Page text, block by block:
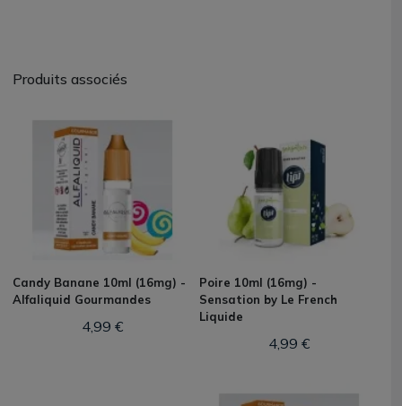
Produits associés
Candy Banane 10ml (16mg) -
Alfaliquid Gourmandes
4,99 €
Poire 10ml (16mg) -
Sensation by Le French
Liquide
4,99 €